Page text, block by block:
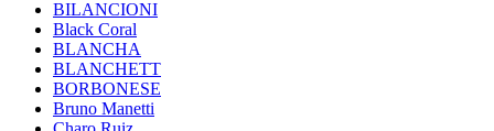
BILANCIONI
Black Coral
BLANCHA
BLANCHETT
BORBONESE
Bruno Manetti